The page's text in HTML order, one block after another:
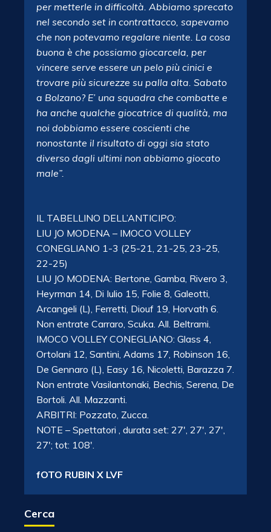
per metterle in difficoltà. Abbiamo sprecato
nel secondo set in contrattacco, sapevamo
che non potevamo regalare niente. La cosa
buona è che possiamo giocarcela, per
vincere serve essere un pelo più cinici e
trovare più sicurezze su palla alta. Sabato
a Bolzano? E’ una squadra che combatte e
ha anche qualche giocatrice di qualità, ma
noi dobbiamo essere coscienti che
nonostante il risultato di oggi sia stato
diverso dagli ultimi non abbiamo giocato
male”.
IL TABELLINO DELL’ANTICIPO:
LIU JO MODENA – IMOCO VOLLEY
CONEGLIANO 1-3 (25-21, 21-25, 23-25,
22-25)
LIU JO MODENA: Bertone, Gamba, Rivero 3,
Heyrman 14, Di Iulio 15, Folie 8, Galeotti,
Arcangeli (L), Ferretti, Diouf 19, Horvath 6.
Non entrate Carraro, Scuka. All. Beltrami.
IMOCO VOLLEY CONEGLIANO: Glass 4,
Ortolani 12, Santini, Adams 17, Robinson 16,
De Gennaro (L), Easy 16, Nicoletti, Barazza 7.
Non entrate Vasilantonaki, Bechis, Serena, De
Bortoli. All. Mazzanti.
ARBITRI: Pozzato, Zucca.
NOTE – Spettatori , durata set: 27′, 27′, 27′,
27′; tot: 108′.
fOTO RUBIN X LVF
Cerca